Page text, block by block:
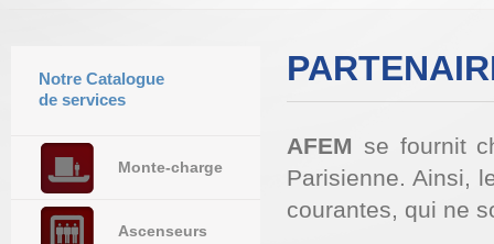
AFEM se fournit
Parisienne. Ainsi,
courantes, qui ne
Notre Catalogue
de services
Monte-charge
Ascenseurs